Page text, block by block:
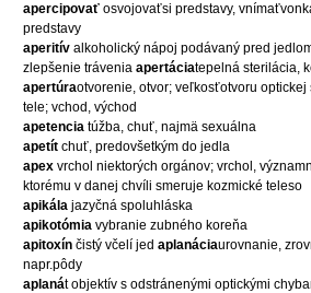
apercipovať osvojovaťsi predstavy,
predstavy
aperitív alkoholický nápoj podávaný pred
zlepšenie trávenia apertáciatepelná sterilácia,
apertúraotvorenie, otvor; veľkosťotvoru optickej
tele; vchod, východ
apetencia túžba, chuť, najmä sexuálna
apetít chuť, predovšetkým do jedla
apex vrchol niektorých orgánov; vrchol,
ktorému v danej chvíli smeruje kozmické teleso
apikála jazyčná spoluhláska
apikotómia vybranie zubného koreňa
apitoxín čistý včelí jed aplanáciaurovnanie,
napr.pôdy
aplanát objektív s odstránenými optickými